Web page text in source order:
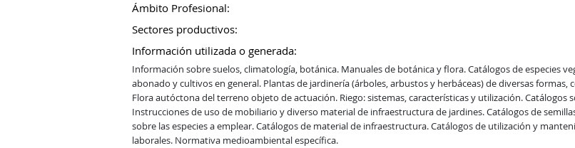
Ámbito Profesional:
Sectores productivos:
Información utilizada o generada:
Información sobre suelos, climatología, botánica. Manuales de botánica y flora. Catálogos de especies
abonado y cultivos en general. Plantas de jardinería (árboles, arbustos y herbáceas) de diversas
Flora autóctona del terreno objeto de actuación. Riego: sistemas, características y utilización.
Instrucciones de uso de mobiliario y diverso material de infraestructura de jardines. Catálogos de
sobre las especies a emplear. Catálogos de material de infraestructura. Catálogos de utilización y
laborales. Normativa medioambiental específica.